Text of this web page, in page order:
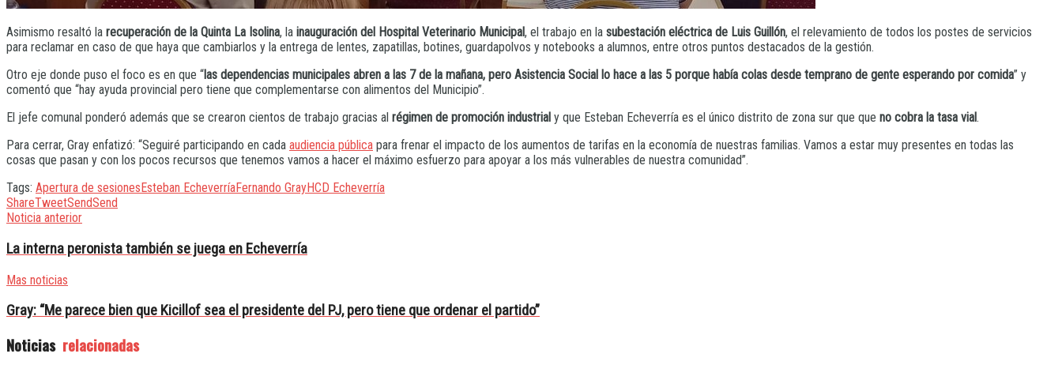
Asimismo resaltó la recuperación de la Quinta La Isolina, la inauguración del Hospital Veterinario Municipal, el trabajo en la subestación eléctrica de Luis Guillón, el relevamiento de todos los postes de servicios
para reclamar en caso de que haya que cambiarlos y la entrega de lentes, zapatillas, botines, guardapolvos y notebooks a alumnos, entre otros puntos destacados de la gestión.
Otro eje donde puso el foco es en que “las dependencias municipales abren a las 7 de la mañana, pero Asistencia Social lo hace a las 5 porque había colas desde temprano de gente esperando por comida” y
comentó que “hay ayuda provincial pero tiene que complementarse con alimentos del Municipio”.
El jefe comunal ponderó además que se crearon cientos de trabajo gracias al régimen de promoción industrial y que Esteban Echeverría es el único distrito de zona sur que que no cobra la tasa vial.
Para cerrar, Gray enfatizó: “Seguiré participando en cada audiencia pública para frenar el impacto de los aumentos de tarifas en la economía de nuestras familias. Vamos a estar muy presentes en todas las
cosas que pasan y con los pocos recursos que tenemos vamos a hacer el máximo esfuerzo para apoyar a los más vulnerables de nuestra comunidad”.
Tags: Apertura de sesionesEsteban EcheverríaFernando GrayHCD Echeverría
ShareTweetSendSend
Noticia anterior
La interna peronista también se juega en Echeverría
Mas noticias
Gray: “Me parece bien que Kicillof sea el presidente del PJ, pero tiene que ordenar el partido”
Noticias relacionadas